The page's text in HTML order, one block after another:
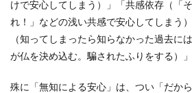
けで安心してしまう）」「共感依存（「
れ！」などの浅い共感で安心してしまう
（知ってしまったら知らなかった過去に
が仏を決め込む。騙されたふりをする）」
殊に「無知による安心」は、つい「だか